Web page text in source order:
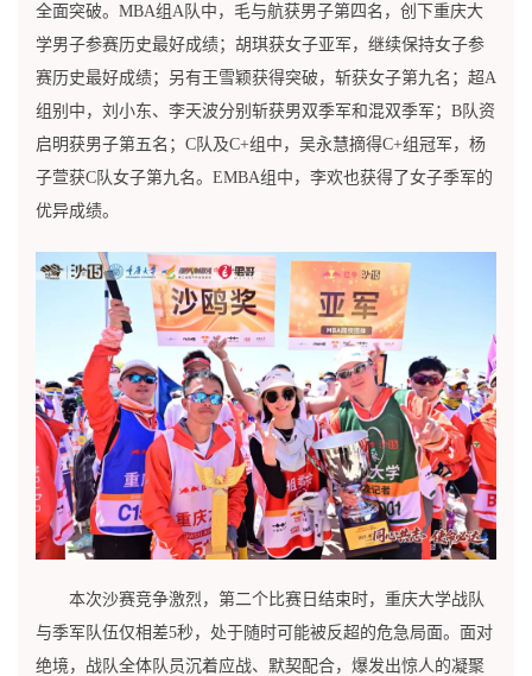
全面突破。MBA组A队中，毛与航获男子第四名，创下重庆大
学男子参赛历史最好成绩；胡琪获女子亚军，继续保持女子参
赛历史最好成绩；另有王雪颖获得突破，斩获女子第九名；超A
组别中，刘小东、李天波分别斩获男双季军和混双季军；B队资
启明获男子第五名；C队及C+组中，吴永慧摘得C+组冠军，杨
子萱获C队女子第九名。EMBA组中，李欢也获得了女子季军的
优异成绩。
本次沙赛竞争激烈，第二个比赛日结束时，重庆大学战队
与季军队伍仅相差5秒，处于随时可能被反超的危急局面。面对
绝境，战队全体队员沉着应战、默契配合，爆发出惊人的凝聚